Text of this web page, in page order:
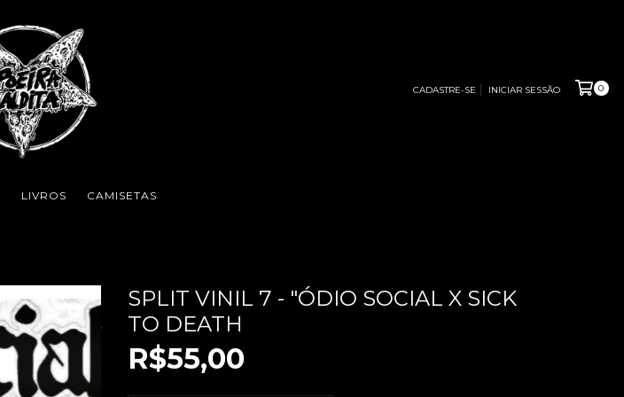
CADASTRE-SE INICIAR SESSÃO 0
LIVROS CAMISETAS
SPLIT VINIL 7 - "ÓDIO SOCIAL X SICK
TO DEATH
R$55,00